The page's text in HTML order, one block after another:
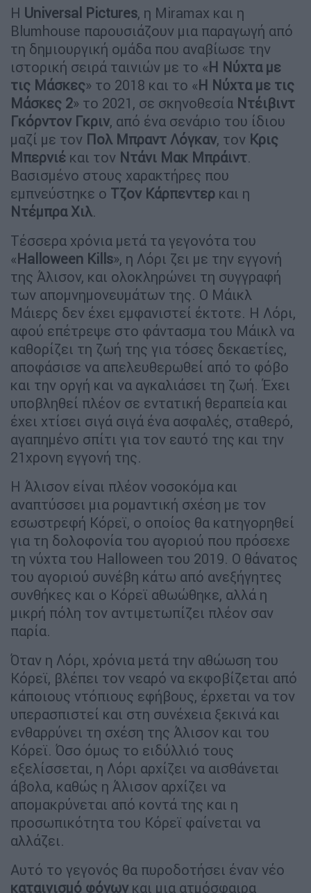
Η Universal Pictures, η Miramax και η
Blumhouse παρουσιάζουν μια παραγωγή από
τη δημιουργική ομάδα που αναβίωσε την
ιστορική σειρά ταινιών με το «Η Νύχτα με
τις Μάσκες» το 2018 και το «Η Νύχτα με τις
Μάσκες 2» το 2021, σε σκηνοθεσία Ντέιβιντ
Γκόρντον Γκριν, από ένα σενάριο του ίδιου
μαζί με τον Πολ Μπραντ Λόγκαν, τον Κρις
Μπερνιέ και τον Ντάνι Μακ Μπράιντ.
Βασισμένο στους χαρακτήρες που
εμπνεύστηκε ο Τζον Κάρπεντερ και η
Ντέμπρα Χιλ.
Τέσσερα χρόνια μετά τα γεγονότα του
«Halloween Kills», η Λόρι ζει με την εγγονή
της Άλισον, και ολοκληρώνει τη συγγραφή
των απομνημονευμάτων της. Ο Μάικλ
Μάιερς δεν έχει εμφανιστεί έκτοτε. Η Λόρι,
αφού επέτρεψε στο φάντασμα του Μάικλ να
καθορίζει τη ζωή της για τόσες δεκαετίες,
αποφάσισε να απελευθερωθεί από το φόβο
και την οργή και να αγκαλιάσει τη ζωή. Έχει
υποβληθεί πλέον σε εντατική θεραπεία και
έχει χτίσει σιγά σιγά ένα ασφαλές, σταθερό,
αγαπημένο σπίτι για τον εαυτό της και την
21χρονη εγγονή της.
Η Άλισον είναι πλέον νοσοκόμα και
αναπτύσσει μια ρομαντική σχέση με τον
εσωστρεφή Κόρεϊ, ο οποίος θα κατηγορηθεί
για τη δολοφονία του αγοριού που πρόσεχε
τη νύχτα του Halloween του 2019. Ο θάνατος
του αγοριού συνέβη κάτω από ανεξήγητες
συνθήκες και ο Κόρεϊ αθωώθηκε, αλλά η
μικρή πόλη τον αντιμετωπίζει πλέον σαν
παρία.
Όταν η Λόρι, χρόνια μετά την αθώωση του
Κόρεϊ, βλέπει τον νεαρό να εκφοβίζεται από
κάποιους ντόπιους εφήβους, έρχεται να τον
υπερασπιστεί και στη συνέχεια ξεκινά και
ενθαρρύνει τη σχέση της Άλισον και του
Κόρεϊ. Όσο όμως το ειδύλλιό τους
εξελίσσεται, η Λόρι αρχίζει να αισθάνεται
άβολα, καθώς η Άλισον αρχίζει να
απομακρύνεται από κοντά της και η
προσωπικότητα του Κόρεϊ φαίνεται να
αλλάζει.
Αυτό το γεγονός θα πυροδοτήσει έναν νέο
καταιγισμό φόνων και μια ατμόσφαιρα